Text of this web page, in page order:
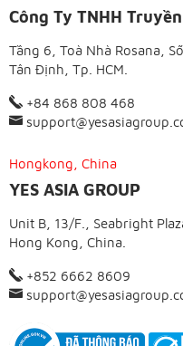
Công Ty TNHH
Tầng 6, Toà Nhà Rosana,
Tân Định, Tp. HCM.
+84 868 808 468
Hongkong, China
YES ASIA GROUP
Unit B, 13/F., Seabright
Hong Kong, China.
+852 6662 8609